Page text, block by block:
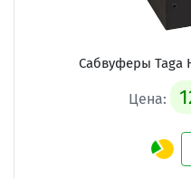
Сабвуферы Taga
Цена: